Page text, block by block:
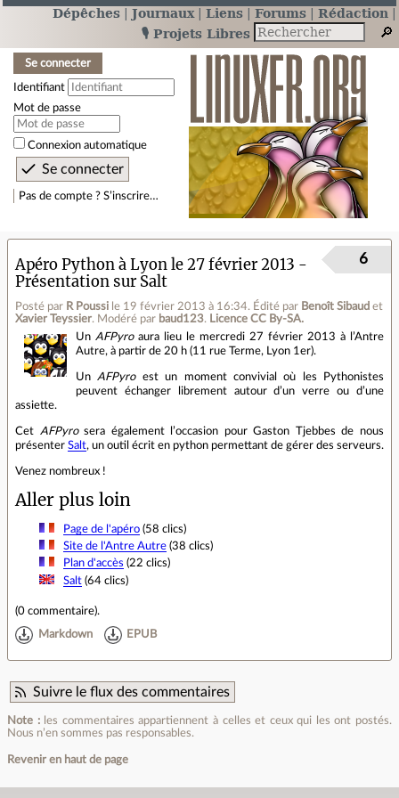
Dépêches Journaux Liens Forums
Rédaction
🎙️ Projets Libres
Se connecter
Identifiant
Mot de passe
Connexion automatique
Pas de compte ? S’inscrire…
Apéro Python à Lyon le 27 février 2013 -
Présentation sur Salt
Posté par R Poussi le 19 février 2013 à 16:34. Édité par Benoît Sibaud et
Xavier Teyssier. Modéré par baud123. Licence CC By‑SA.
6
Un AFPyroaura lieu le mercredi 27 février 2013 à l’Antre
Autre, à partir de 20 h (11 rue Terme, Lyon 1er).
Un AFPyroest un moment convivial où les Pythonistes
peuvent échanger librement autour d’un verre ou d’une
assiette.
Cet AFPyrosera également l’occasion pour Gaston Tjebbes de nous
présenter Salt, un outil écrit en python permettant de gérer des serveurs.
Venez nombreux !
Aller plus loin
Page de l'apéro(58 clics)
Site de l'Antre Autre(38 clics)
Plan d'accès (22 clics)
Salt(64 clics)
(0 commentaire).
Markdown EPUB
Suivre le flux des commentaires
Note :les commentaires appartiennent à celles et ceux qui les ont postés.
Nous n’en sommes pas responsables.
Revenir en haut de page